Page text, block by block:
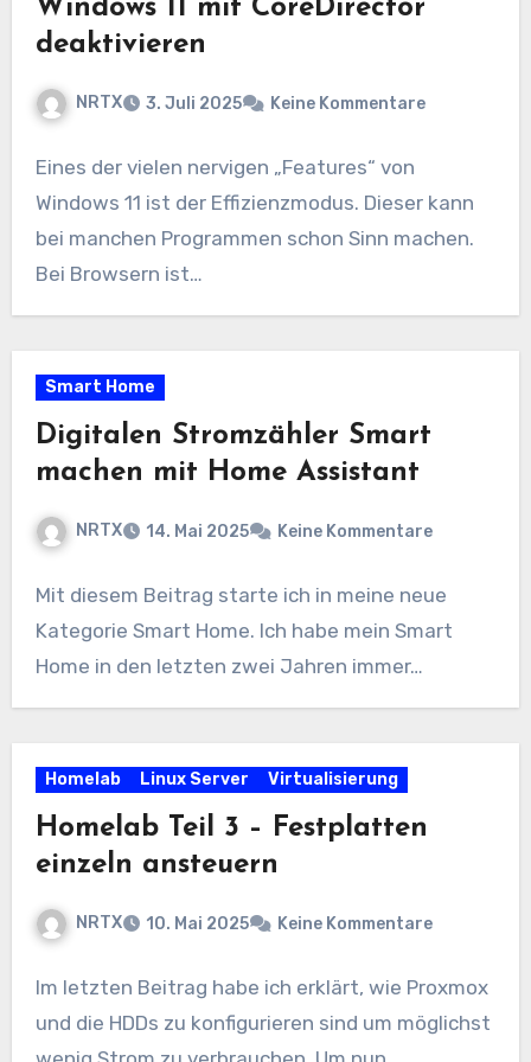
Windows 11 mit CoreDirector
deaktivieren
NRTX 3. Juli 2025 Keine Kommentare
Eines der vielen nervigen „Features“ von
Windows 11 ist der Effizienzmodus. Dieser kann
bei manchen Programmen schon Sinn machen.
Bei Browsern ist…
Smart Home
Digitalen Stromzähler Smart
machen mit Home Assistant
NRTX 14. Mai 2025 Keine Kommentare
Mit diesem Beitrag starte ich in meine neue
Kategorie Smart Home. Ich habe mein Smart
Home in den letzten zwei Jahren immer…
Homelab Linux Server Virtualisierung
Homelab Teil 3 – Festplatten
einzeln ansteuern
NRTX 10. Mai 2025 Keine Kommentare
Im letzten Beitrag habe ich erklärt, wie Proxmox
und die HDDs zu konfigurieren sind um möglichst